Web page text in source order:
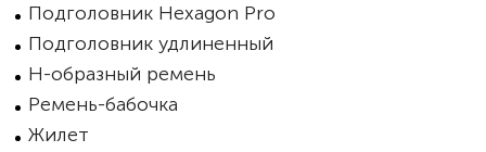
Подголовник Hexagon Pro
Подголовник удлиненный
Н-образный ремень
Ремень-бабочка
Жилет